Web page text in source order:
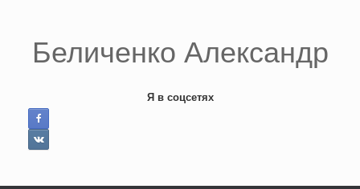
Беличенко Александр
Я в соцсетях